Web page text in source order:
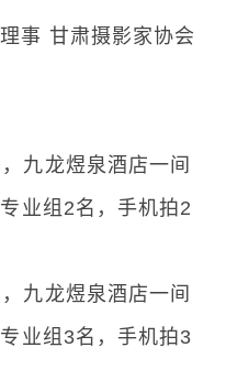
事 甘肃摄影家协会
九龙煜泉酒店一间
业组2名，手机拍2
九龙煜泉酒店一间
业组3名，手机拍3